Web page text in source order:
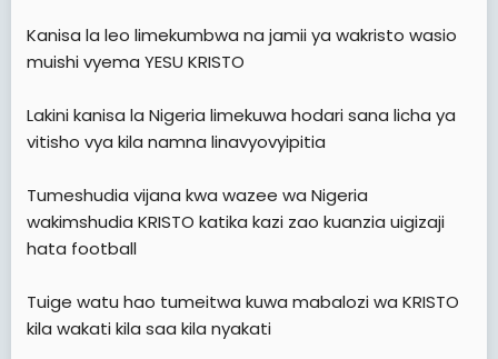
Kanisa la leo limekumbwa na jamii ya wakristo wasio
muishi vyema YESU KRISTO
Lakini kanisa la Nigeria limekuwa hodari sana licha ya
vitisho vya kila namna linavyovyipitia
Tumeshudia vijana kwa wazee wa Nigeria
wakimshudia KRISTO katika kazi zao kuanzia uigizaji
hata football
Tuige watu hao tumeitwa kuwa mabalozi wa KRISTO
kila wakati kila saa kila nyakati